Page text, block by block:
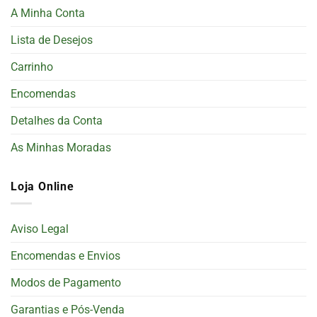
A Minha Conta
Lista de Desejos
Carrinho
Encomendas
Detalhes da Conta
As Minhas Moradas
Loja Online
Aviso Legal
Encomendas e Envios
Modos de Pagamento
Garantias e Pós-Venda